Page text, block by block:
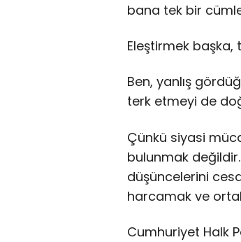
bana tek bir
Eleştirmek başka,
Ben, yanlış
terk etmeyi de
Çünkü siyasi
bulunmak
düşüncelerini
harcamak ve
Cumhuriyet Halk